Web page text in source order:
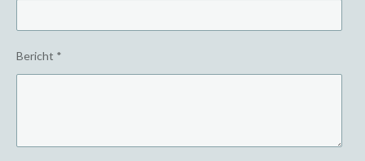
Bericht *